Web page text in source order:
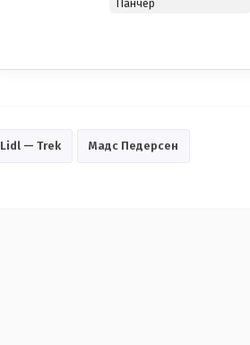
Панчер
Lidl — Trek Мадс Педерсен